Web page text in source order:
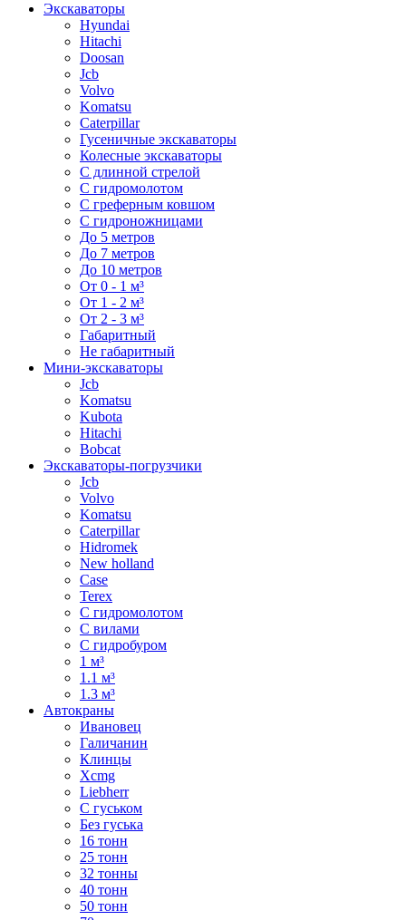
Экскаваторы
Hyundai
Hitachi
Doosan
Jcb
Volvo
Komatsu
Caterpillar
Гусеничные экскаваторы
Колесные экскаваторы
С длинной стрелой
С гидромолотом
С греферным ковшом
С гидроножницами
До 5 метров
До 7 метров
До 10 метров
От 0 - 1 м³
От 1 - 2 м³
От 2 - 3 м³
Габаритный
Не габаритный
Мини-экскаваторы
Jcb
Komatsu
Kubota
Hitachi
Bobcat
Экскаваторы-погрузчики
Jcb
Volvo
Komatsu
Caterpillar
Hidromek
New holland
Case
Terex
С гидромолотом
С вилами
С гидробуром
1 м³
1.1 м³
1.3 м³
Автокраны
Ивановец
Галичанин
Клинцы
Xcmg
Liebherr
С гуськом
Без гуська
16 тонн
25 тонн
32 тонны
40 тонн
50 тонн